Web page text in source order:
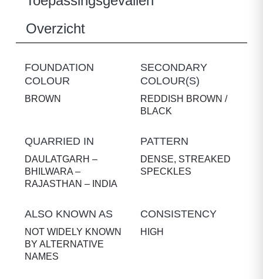
Overzicht
FOUNDATION
COLOUR
BROWN
SECONDARY
COLOUR(S)
REDDISH BROWN /
BLACK
QUARRIED IN
DAULATGARH –
BHILWARA –
RAJASTHAN – INDIA
PATTERN
DENSE, STREAKED
SPECKLES
ALSO KNOWN AS
NOT WIDELY KNOWN
BY ALTERNATIVE
NAMES
CONSISTENCY
HIGH